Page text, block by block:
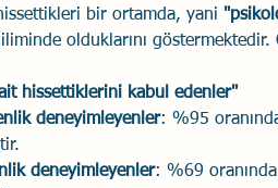
bir ortamda, yani
olduklarını
hissettiklerini kabul edenler"
deneyimleyenler: %95
deneyimleyenler: %69